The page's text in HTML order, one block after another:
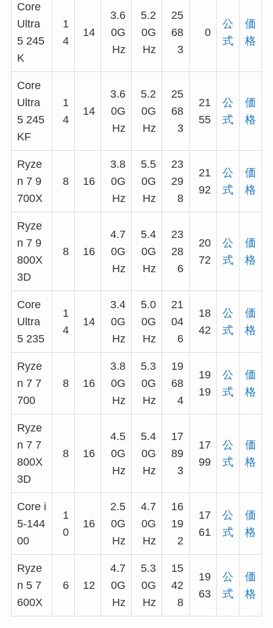
Core
Ultra
5 245
K
1
4
14
3.6
0G
Hz
5.2
0G
Hz
25
68
3
0
公
式
価
格
Core
Ultra
5 245
KF
1
4
14
3.6
0G
Hz
5.2
0G
Hz
25
68
3
21
55
公
式
価
格
Ryze
n 7 9
700X
8 16
3.8
0G
Hz
5.5
0G
Hz
23
29
8
21
92
公
式
価
格
Ryze
n 7 9
800X
3D
8 16
4.7
0G
Hz
5.4
0G
Hz
23
28
6
20
72
公
式
価
格
Core
Ultra
5 235
1
4
14
3.4
0G
Hz
5.0
0G
Hz
21
04
6
18
42
公
式
価
格
Ryze
n 7 7
700
8 16
3.8
0G
Hz
5.3
0G
Hz
19
68
4
19
19
公
式
価
格
Ryze
n 7 7
800X
3D
8 16
4.5
0G
Hz
5.4
0G
Hz
17
89
3
17
99
公
式
価
格
Core i
5-144
00
1
0
16
2.5
0G
Hz
4.7
0G
Hz
16
19
2
17
61
公
式
価
格
Ryze
n 5 7
600X
6 12
4.7
0G
Hz
5.3
0G
Hz
15
42
8
19
63
公
式
価
格